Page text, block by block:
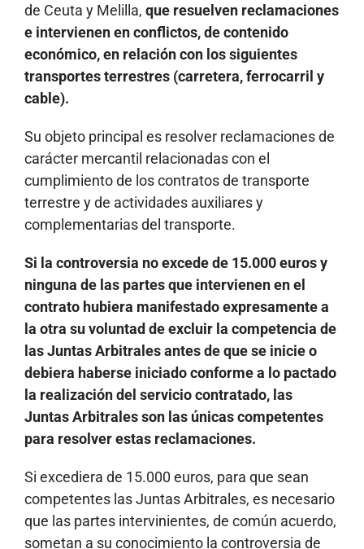
de Ceuta y Melilla, que resuelven reclamaciones
e intervienen en conflictos, de contenido
económico, en relación con los siguientes
transportes terrestres (carretera, ferrocarril y
cable).
Su objeto principal es resolver reclamaciones de
carácter mercantil relacionadas con el
cumplimiento de los contratos de transporte
terrestre y de actividades auxiliares y
complementarias del transporte.
Si la controversia no excede de 15.000 euros y
ninguna de las partes que intervienen en el
contrato hubiera manifestado expresamente a
la otra su voluntad de excluir la competencia de
las Juntas Arbitrales antes de que se inicie o
debiera haberse iniciado conforme a lo pactado
la realización del servicio contratado, las
Juntas Arbitrales son las únicas competentes
para resolver estas reclamaciones.
Si excediera de 15.000 euros, para que sean
competentes las Juntas Arbitrales, es necesario
que las partes intervinientes, de común acuerdo,
sometan a su conocimiento la controversia de